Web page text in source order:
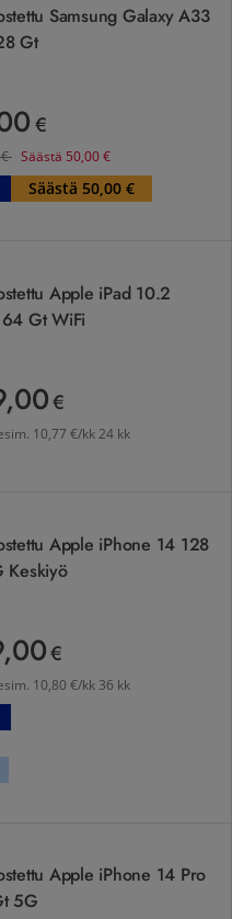
Samsung Galaxy A33
Gt
€ €
€
Säästä 50,00€
Säästä 50,00 €
Apple iPad 10.2
Gt WiFi
€ €
10,77 €/kk 24 kk
Apple iPhone 14 128
Keskiyö
€ €
10,80 €/kk 36 kk
Apple iPhone 14 Pro
5G